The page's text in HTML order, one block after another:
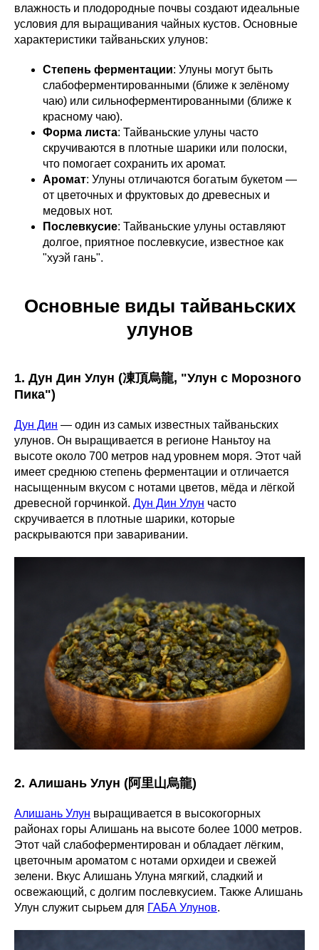
влажность и плодородные почвы создают идеальные
условия для выращивания чайных кустов. Основные
характеристики тайваньских улунов:
Степень ферментации: Улуны могут быть
слабоферментированными (ближе к зелёному
чаю) или сильноферментированными (ближе к
красному чаю).
Форма листа: Тайваньские улуны часто
скручиваются в плотные шарики или полоски,
что помогает сохранить их аромат.
Аромат: Улуны отличаются богатым букетом —
от цветочных и фруктовых до древесных и
медовых нот.
Послевкусие: Тайваньские улуны оставляют
долгое, приятное послевкусие, известное как
"хуэй гань".
Основные виды тайваньских
улунов
1. Дун Дин Улун (凍頂烏龍, "Улун с Морозного
Пика")
Дун Дин — один из самых известных тайваньских
улунов. Он выращивается в регионе Наньтоу на
высоте около 700 метров над уровнем моря. Этот чай
имеет среднюю степень ферментации и отличается
насыщенным вкусом с нотами цветов, мёда и лёгкой
древесной горчинкой. Дун Дин Улун часто
скручивается в плотные шарики, которые
раскрываются при заваривании.
2. Алишань Улун (阿里山烏龍)
Алишань Улун выращивается в высокогорных
районах горы Алишань на высоте более 1000 метров.
Этот чай слабоферментирован и обладает лёгким,
цветочным ароматом с нотами орхидеи и свежей
зелени. Вкус Алишань Улуна мягкий, сладкий и
освежающий, с долгим послевкусием. Также Алишань
Улун служит сырьем для ГАБА Улунов.